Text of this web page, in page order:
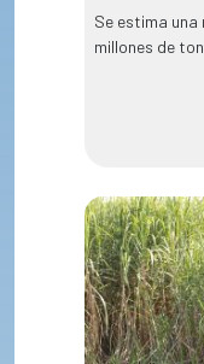
Se estima
millones de